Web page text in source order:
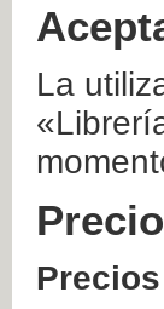
La
Precios